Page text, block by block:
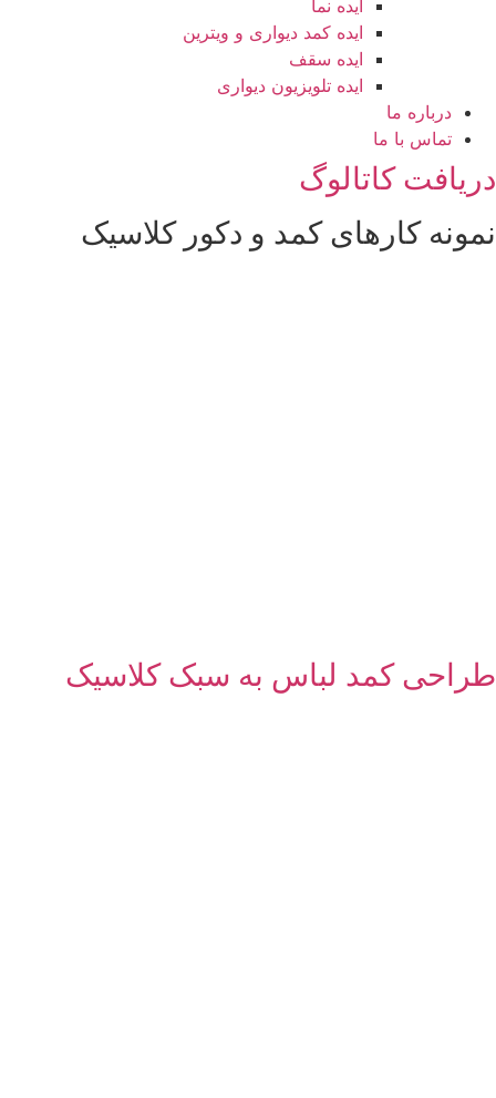
ایده نما
ایده کمد دیواری و ویترین
ایده سقف
ایده تلویزیون دیواری
درباره ما
تماس با ما
دریافت کاتالوگ
نمونه کارهای کمد و دکور کلاسیک
طراحی کمد لباس به سبک کلاسیک